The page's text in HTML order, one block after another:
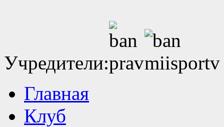
Учредители:
Главная
Клуб